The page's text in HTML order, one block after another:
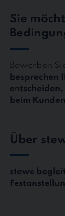
Sie
Bewerben
besprechen
beim
Über
stewe